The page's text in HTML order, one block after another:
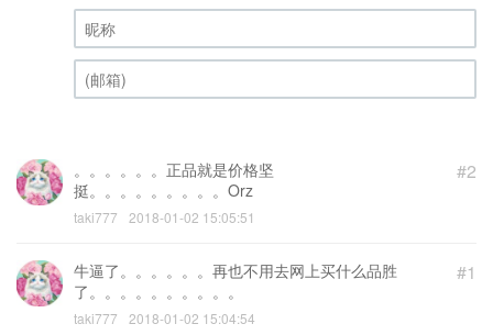
昵称 (必填)
#2
。。。。。。正品就是价格坚
挺。。。。。。。。。Orz
taki777 2018-01-02 15:05:51
#1
牛逼了。。。。。。再也不用去网上买什么品胜
了。。。。。。。。。。
taki777 2018-01-02 15:04:54